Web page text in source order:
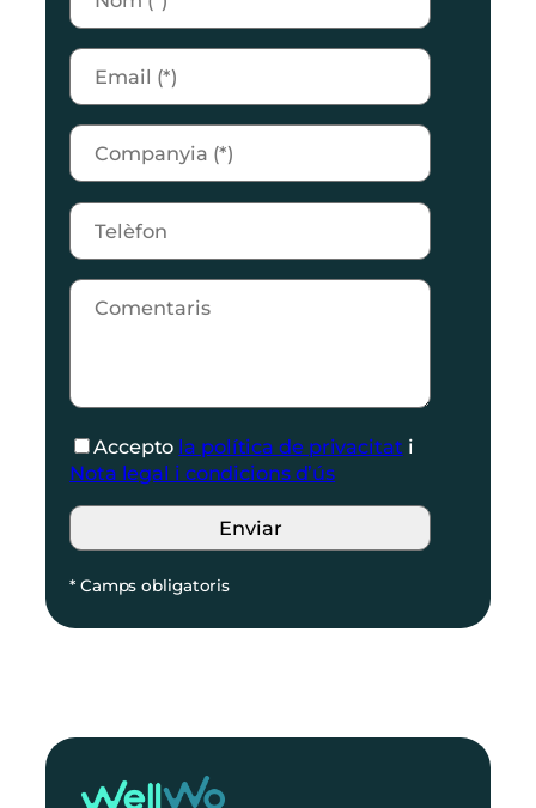
Accepto la política de privacitati
Nota legal i condicions d’ús
* Camps obligatoris